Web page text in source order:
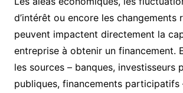
d’intérêt ou encore les changements
peuvent impactent directement la
entreprise à obtenir un financement.
les sources – banques, investisseurs
publiques, financements participatifs